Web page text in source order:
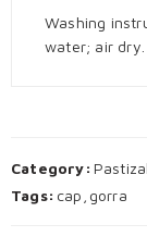
Washing
water; air dry.
Category:
Tags: cap gorra